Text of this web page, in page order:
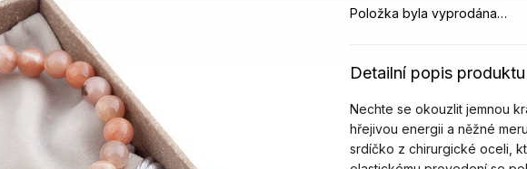
Detailní popis produktu
Nechte se okouzlit jemnou
hřejivou energii a něžné
srdíčko z chirurgické oceli,
Položka byla vyprodána…